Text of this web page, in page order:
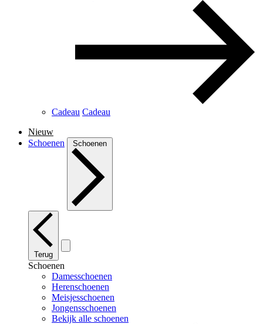
Cadeau Cadeau
Nieuw
Schoenen
Schoenen
Terug
Schoenen
Damesschoenen
Herenschoenen
Meisjesschoenen
Jongensschoenen
Bekijk alle schoenen